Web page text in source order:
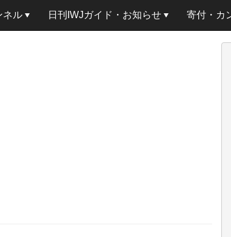
ネル 日刊IWJガイド・お知らせ 寄付・カ